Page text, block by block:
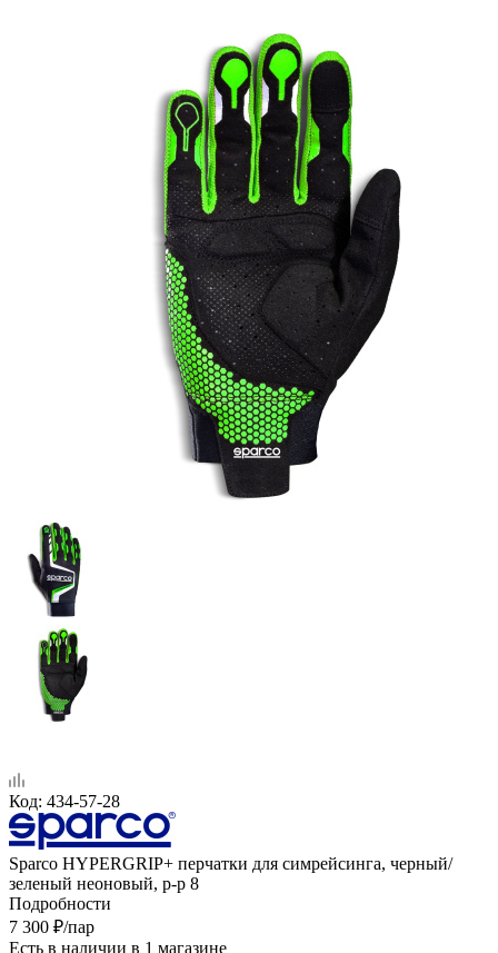
Код: 434-57-28
Sparco HYPERGRIP+ перчатки для симрейсинга, черный/
зеленый неоновый, р-р 8
Подробности
7 300 ₽/пар
Есть в наличии в 1 магазине